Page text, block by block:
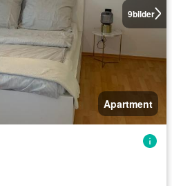
9bilder
Apartment